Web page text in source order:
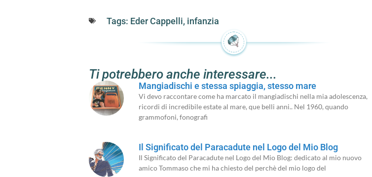
Tags: Eder Cappelli, infanzia
Ti potrebbero anche interessare...
Mangiadischi e stessa spiaggia, stesso mare
Vi devo raccontare come ha marcato il mangiadischi nella mia adolescenza,
ricordi di incredibile estate al mare, que belli anni.. Nel 1960, quando
grammofoni, fonografi
Il Significato del Paracadute nel Logo del Mio Blog
Il Significato del Paracadute nel Logo del Mio Blog: dedicato al mio nuovo
amico Tommaso che mi ha chiesto del perchè del mio logo del